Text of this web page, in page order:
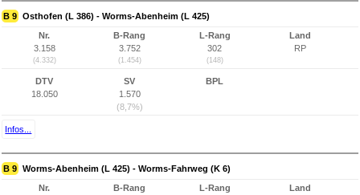
B 9 Osthofen (L 386) - Worms-Abenheim (L 425)
Nr.
3.158
(4.332)
B-Rang
3.752
(1.454)
L-Rang
302
(148)
Land
RP
DTV
18.050
SV
1.570
(8,7%)
BPL
Infos...
B 9 Worms-Abenheim (L 425) - Worms-Fahrweg (K 6)
Nr.
B-Rang
L-Rang
Land